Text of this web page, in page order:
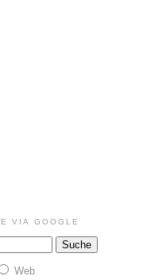
VIA GOOGLE
Web